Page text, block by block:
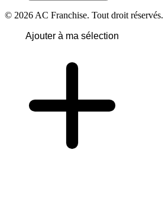
© 2026 AC Franchise. Tout droit réservés.
Ajouter à ma sélection